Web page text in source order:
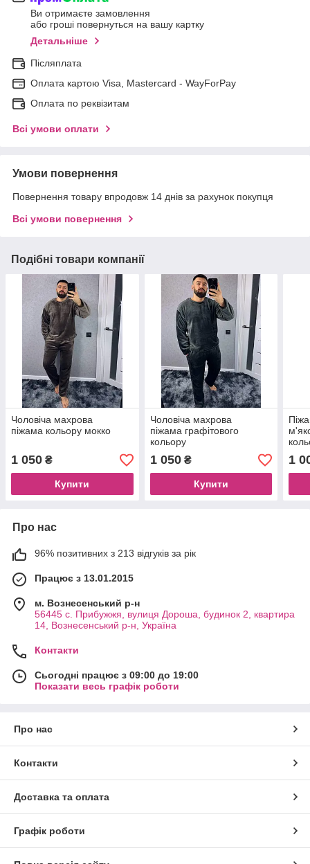
Ви отримаєте замовлення
або гроші повернуться на вашу картку
Детальніше
Післяплата
Оплата картою Visa, Mastercard - WayForPay
Оплата по реквізитам
Всі умови оплати
Умови повернення
Повернення товару впродовж 14 днів за рахунок покупця
Всі умови повернення
Подібні товари компанії
Чоловіча махрова
піжама кольору мокко
1 050 ₴
Купити
Чоловіча махрова
піжама графітового
кольору
1 050₴
Купити
1
Про нас
96% позитивних з 213 відгуків за рік
Працює з 13.01.2015
м. Вознесенський р-н
56445 с. Прибужжя, вулиця Дороша, будинок 2, квартира
14, Вознесенський р-н, Україна
Контакти
Сьогодні працює з 09:00 до 19:00
Показати весь графік роботи
Про нас
Контакти
Доставка та оплата
Графік роботи